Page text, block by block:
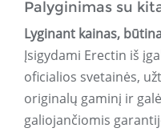
Palyginimas su
Lyginant kainas,
Įsigydami Erectin iš
oficialios svetainės,
originalų gaminį ir
galiojančiomis